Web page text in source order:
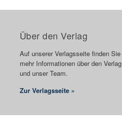
Über den Verlag
Auf unserer Verlagsseite finden Sie
mehr Informationen über den Verlag
und unser Team.
Zur Verlagsseite »